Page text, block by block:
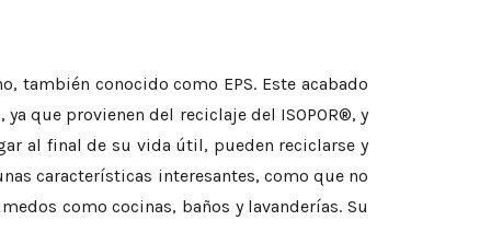
también conocido como EPS. Este acabado
que provienen del reciclaje del ISOPOR®, y
al final de su vida útil, pueden reciclarse y
características interesantes, como que no
como cocinas, baños y lavanderías. Su